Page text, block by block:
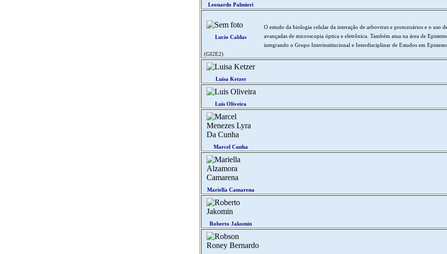
Leonardo Palmieri
Lucio Caldas
O estudo da biologia celular da interação de arbovirus e protozoários e o uso
avançadas de microscopia óptica e eletrônica. Também atua na área de
integrando o Grupo Interinstitucional e Interdisciplinar de Estudos em
(GI2E2)
Luisa Ketzer
Luis Oliveira
Marcel Cunha
Mariella Camarena
Roberto Jakomin